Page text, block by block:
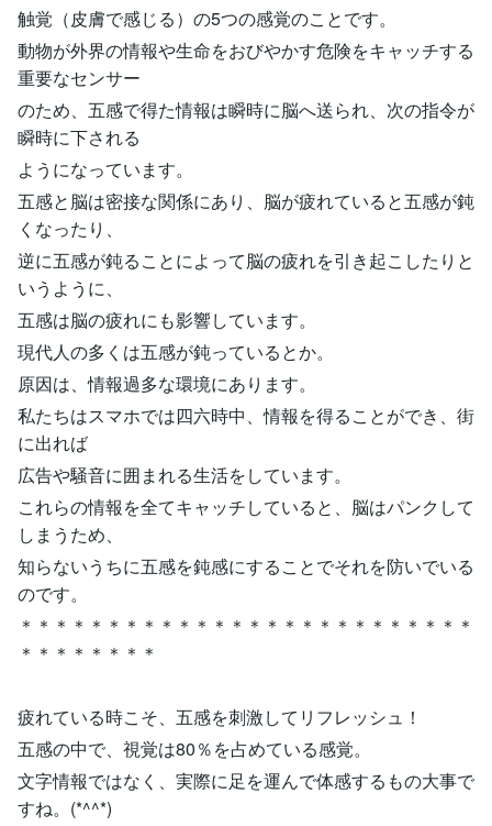
触覚（皮膚で感じる）の5つの感覚のことです。
動物が外界の情報や生命をおびやかす危険をキャッチする
重要なセンサー
のため、五感で得た情報は瞬時に脳へ送られ、次の指令が
瞬時に下される
ようになっています。
五感と脳は密接な関係にあり、脳が疲れていると五感が鈍
くなったり、
逆に五感が鈍ることによって脳の疲れを引き起こしたりと
いうように、
五感は脳の疲れにも影響しています。
現代人の多くは五感が鈍っているとか。
原因は、情報過多な環境にあります。
私たちはスマホでは四六時中、情報を得ることができ、街
に出れば
広告や騒音に囲まれる生活をしています。
これらの情報を全てキャッチしていると、脳はパンクして
しまうため、
知らないうちに五感を鈍感にすることでそれを防いでいる
のです。
＊＊＊＊＊＊＊＊＊＊＊＊＊＊＊＊＊＊＊＊＊＊＊＊＊＊
＊＊＊＊＊＊＊＊
疲れている時こそ、五感を刺激してリフレッシュ！
五感の中で、視覚は80％を占めている感覚。
文字情報ではなく、実際に足を運んで体感するもの大事で
すね。(*^^*)